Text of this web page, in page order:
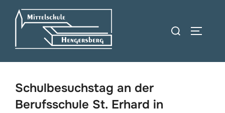
Inhalt
Suchen
Schulbesuchstag an der
Berufsschule St. Erhard in